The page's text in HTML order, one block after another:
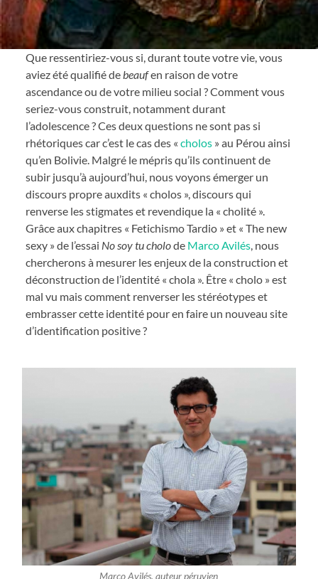
Que ressentiriez-vous si, durant toute votre vie, vous
aviez été qualifié debeaufen raison de votre
ascendance ou de votre milieu social ? Comment vous
seriez-vous construit, notamment durant
l’adolescence ? Ces deux questions ne sont pas si
rhétoriques car c’est le cas des « cholos » au Pérou ainsi
qu’en Bolivie. Malgré le mépris qu’ils continuent de
subir jusqu’à aujourd’hui, nous voyons émerger un
discours propre auxdits « cholos », discours qui
renverse les stigmates et revendique la « cholité ».
Grâce aux chapitres « Fetichismo Tardio » et « The new
sexy » de l’essai No soy tu cholode Marco Avilés, nous
chercherons à mesurer les enjeux de la construction et
déconstruction de l’identité « chola ». Être « cholo » est
mal vu mais comment renverser les stéréotypes et
embrasser cette identité pour en faire un nouveau site
d’identification positive ?
Marco Avilés, auteur péruvien